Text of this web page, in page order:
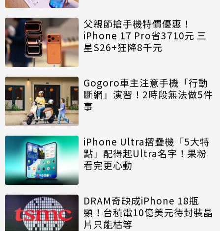
父親節搶手機特價優惠！
iPhone 17 Pro省3710元 三
星S26+狂降8千元
Gogoro車主注意手機「行動
斷網」演習！2時段無法做5件
事
iPhone Ultra摺疊機「5大特
點」配得起Ultra名字！果粉
看完更心動
DRAM奇缺成iPhone 18瓶
頸！台積電10億美元待封裝晶
片只能枯等